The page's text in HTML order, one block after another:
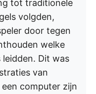
tot traditionele
volgden,
door tegen
welke
Dit was
van
computer zijn